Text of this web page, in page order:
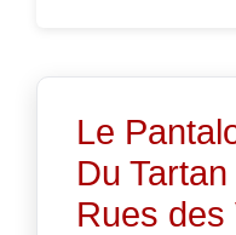
Le
Du
Rues des